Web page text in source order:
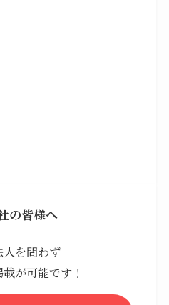
の皆様へ
人を問わず
が可能です！